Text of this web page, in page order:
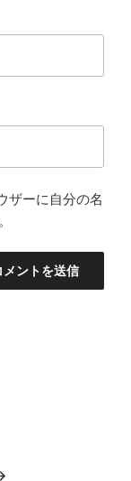
ザーに自分の名